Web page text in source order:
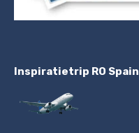
Inspiratietrip RO Spain